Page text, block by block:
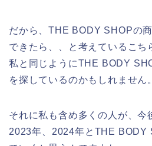
だから、THE BODY SHOPの
できたら、、と考えているこち
私と同じようにTHE BODY
を探しているのかもしれません。
それに私も含め多くの人が、今
2023年、2024年とTHE BODY